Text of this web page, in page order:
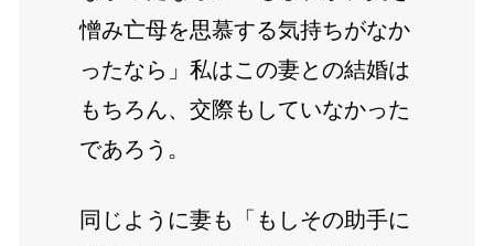
憎み亡母を思慕する気持ちがなか
ったなら」私はこの妻との結婚は
もちろん、交際もしていなかった
であろう。
同じように妻も「もしその助手に